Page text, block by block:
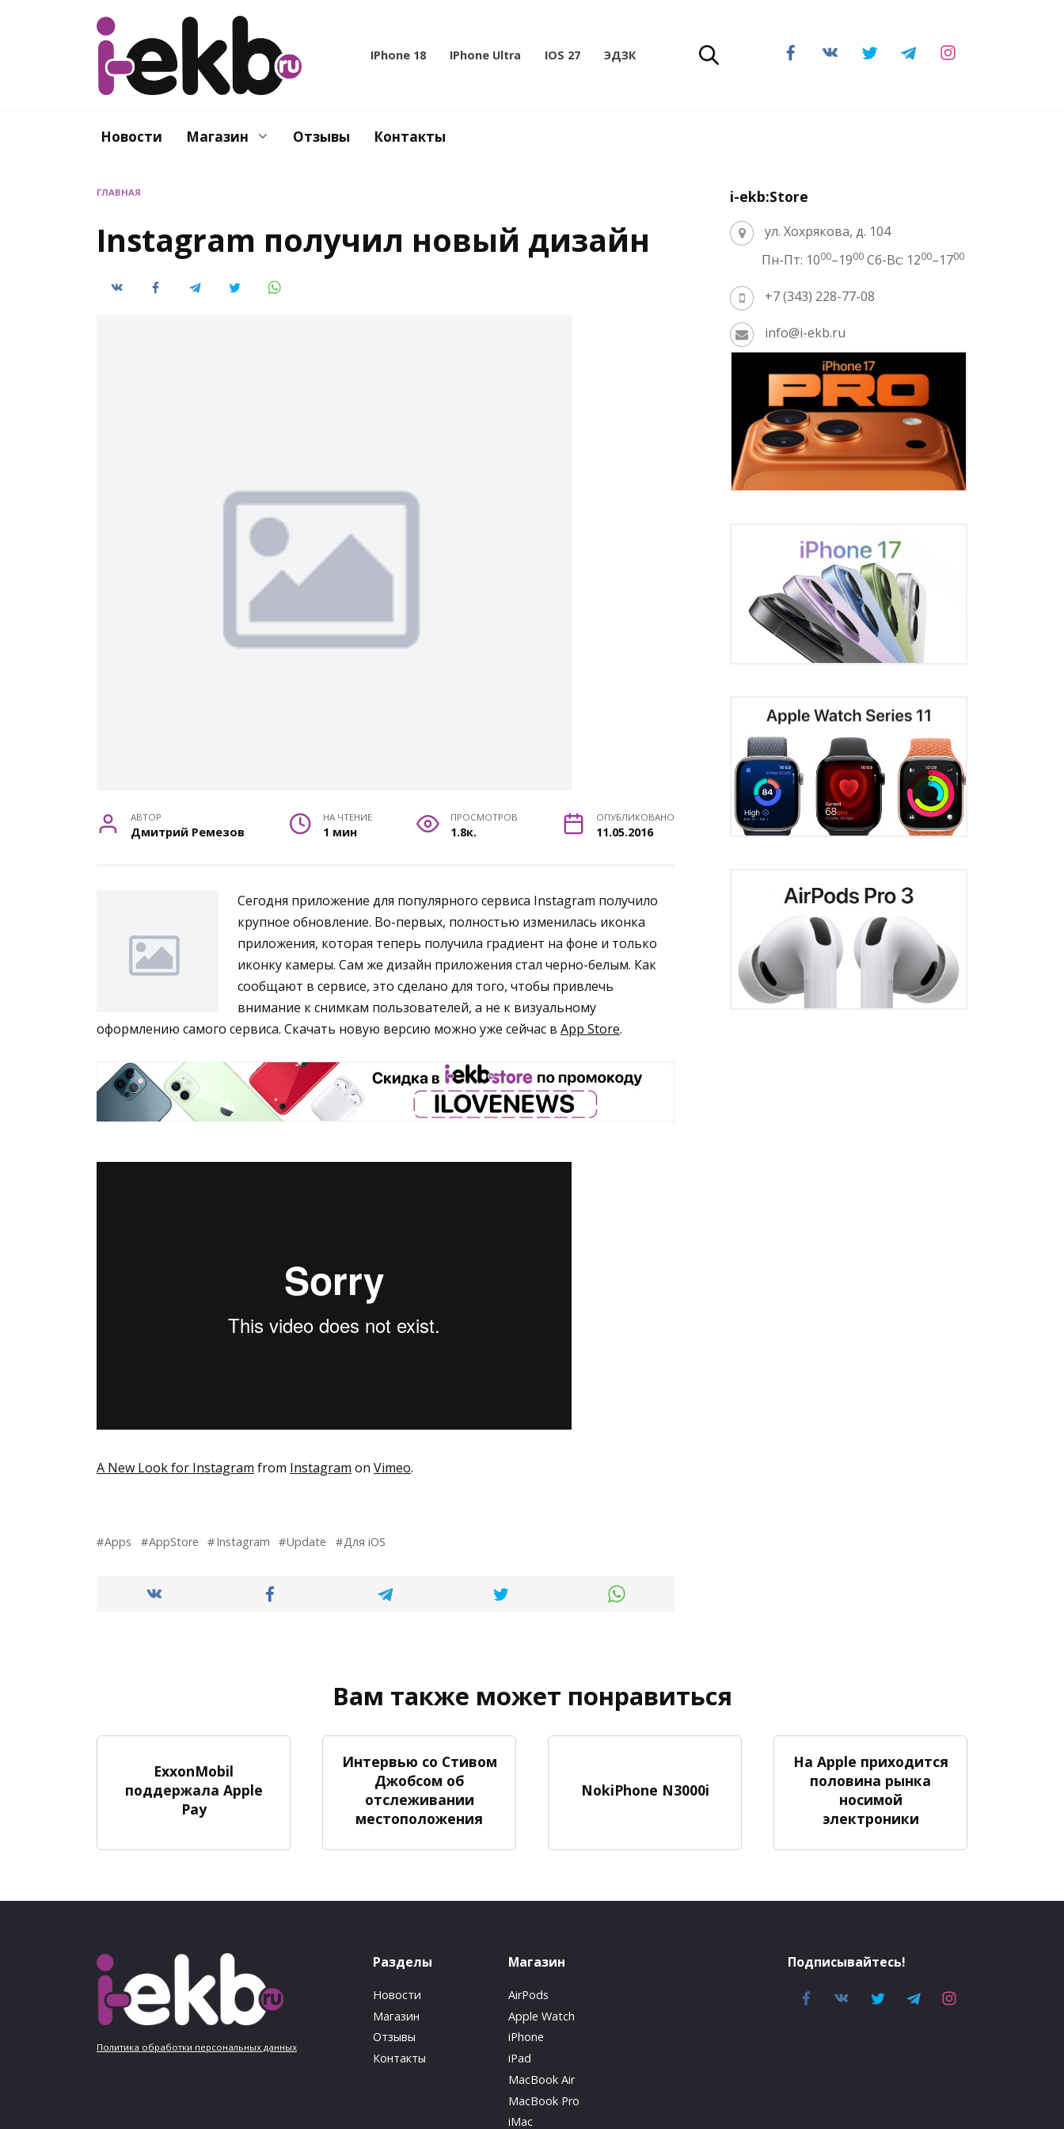
IPhone 18 IPhone Ultra IOS 27 ЭДЗК
Новости Магазин Отзывы Контакты
ГЛАВНАЯ
Instagram получил новый дизайн
АВТОР
Дмитрий Ремезов
НА ЧТЕНИЕ
1 мин
ПРОСМОТРОВ
1.8к.
ОПУБЛИКОВАНО
11.05.2016
Сегодня приложение для популярного сервиса Instagram получило
крупное обновление. Во-первых, полностью изменилась иконка
приложения, которая теперь получила градиент на фоне и только
иконку камеры. Сам же дизайн приложения стал черно-белым. Как
сообщают в сервисе, это сделано для того, чтобы привлечь
внимание к снимкам пользователей, а не к визуальному
оформлению самого сервиса. Скачать новую версию можно уже сейчас в App Store.
A New Look for Instagram from Instagram on Vimeo.
Apps AppStore Instagram Update Для iOS
i-ekb:Store
ул. Хохрякова, д. 104
Пн-Пт: 1000–1900 Сб-Вс: 1200–1700
+7 (343) 228-77-08
info@i-ekb.ru
Вам также может понравиться
ExxonMobil
поддержала Apple
Pay
Интервью со Стивом
Джобсом об
отслеживании
местоположения
NokiPhone N3000i
На Apple приходится
половина рынка
носимой
электроники
Политика обработки персональных данных
Разделы
Новости
Магазин
Отзывы
Контакты
Магазин
AirPods
Apple Watch
iPhone
iPad
MacBook Air
MacBook Pro
iMac
Подписывайтесь!